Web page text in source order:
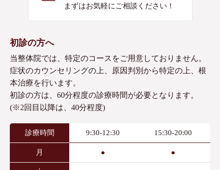
まずはお気軽にご相談ください！
初診の方へ
当整体院では、特定のコースをご用意しておりません。
症状のカウンセリングの上、原因判別から特定の上、根
本治療を行います。
初診の方は、60分程度の診療時間が必要となります。
(※2回目以降は、40分程度)
診療時間 9:30-12:30 15:30-20:00
月 ● ●